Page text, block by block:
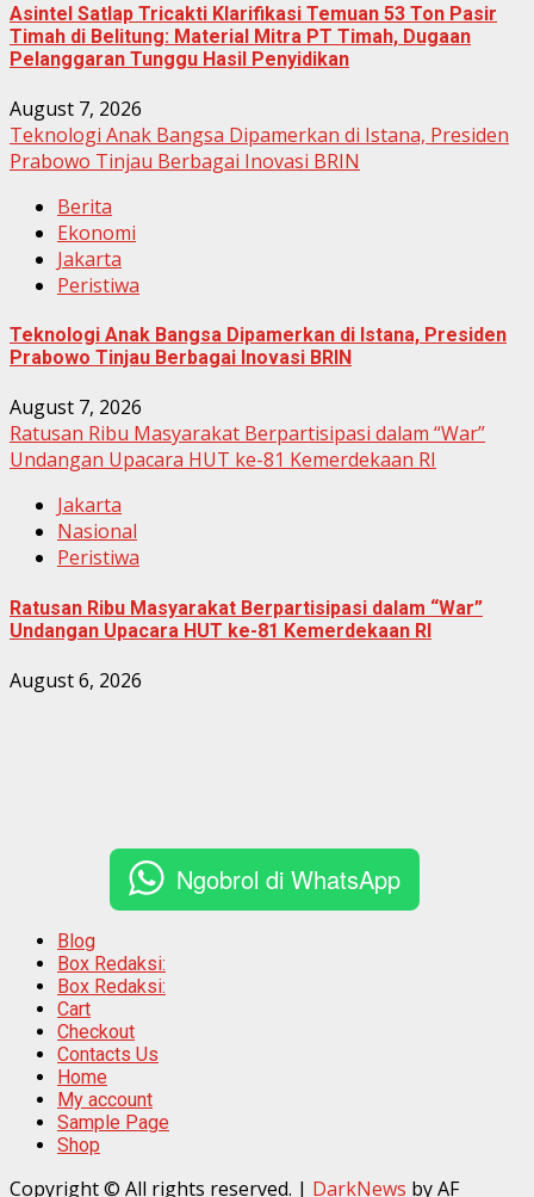
Asintel Satlap Tricakti Klarifikasi Temuan 53 Ton Pasir
Timah di Belitung: Material Mitra PT Timah, Dugaan
Pelanggaran Tunggu Hasil Penyidikan
August 7, 2026
Teknologi Anak Bangsa Dipamerkan di Istana, Presiden
Prabowo Tinjau Berbagai Inovasi BRIN
Berita
Ekonomi
Jakarta
Peristiwa
Teknologi Anak Bangsa Dipamerkan di Istana, Presiden
Prabowo Tinjau Berbagai Inovasi BRIN
August 7, 2026
Ratusan Ribu Masyarakat Berpartisipasi dalam “War”
Undangan Upacara HUT ke-81 Kemerdekaan RI
Jakarta
Nasional
Peristiwa
Ratusan Ribu Masyarakat Berpartisipasi dalam “War”
Undangan Upacara HUT ke-81 Kemerdekaan RI
August 6, 2026
Ngobrol di WhatsApp
Blog
Box Redaksi:
Box Redaksi:
Cart
Checkout
Contacts Us
Home
My account
Sample Page
Shop
Copyright © All rights reserved. | DarkNews by AF